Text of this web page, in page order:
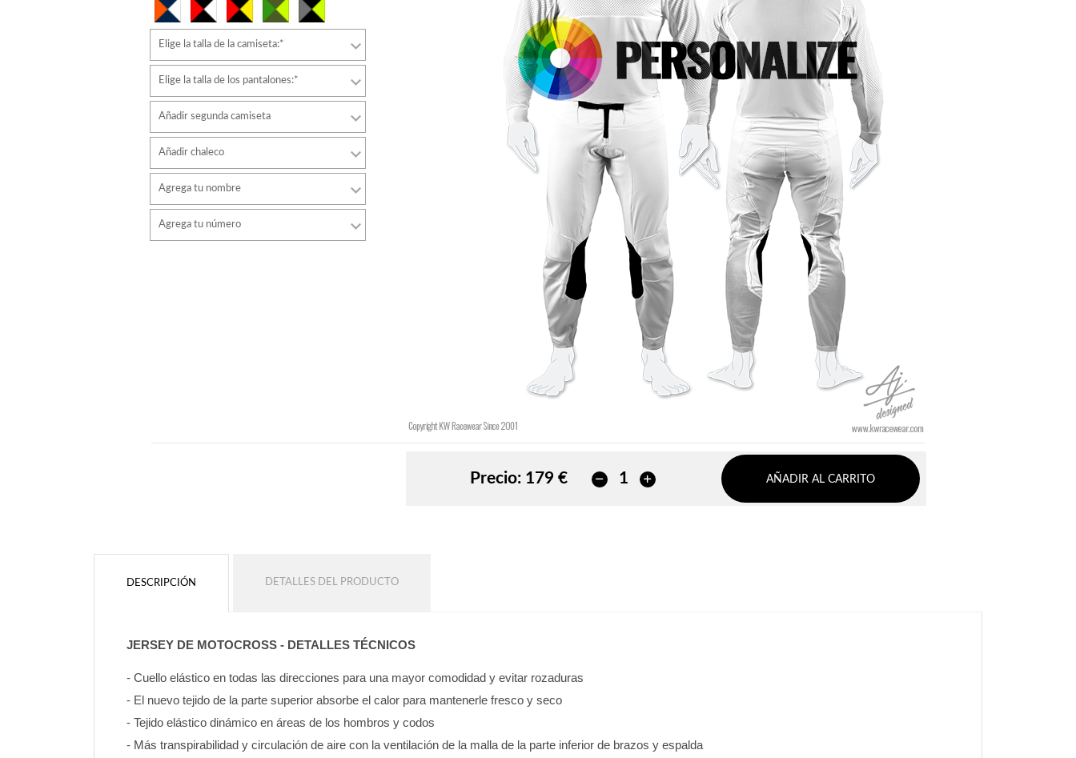
Elige la talla de la camiseta:*
Elige la talla de los pantalones:*
Añadir segunda camiseta
Añadir chaleco
Agrega tu nombre
AÑADIR
Agrega tu número
Precio: 179 € AÑADIR AL CARRITO
DESCRIPCIÓN DETALLES DEL PRODUCTO
JERSEY DE MOTOCROSS - DETALLES TÉCNICOS
- Cuello elástico en todas las direcciones para una mayor comodidad y evitar rozaduras
- El nuevo tejido de la parte superior absorbe el calor para mantenerle fresco y seco
- Tejido elástico dinámico en áreas de los hombros y codos
- Más transpirabilidad y circulación de aire con la ventilación de la malla de la parte inferior de brazos y espalda